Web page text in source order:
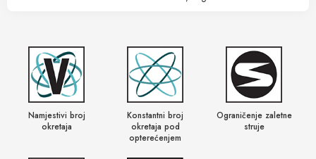
Namjestivi broj
okretaja
Konstantni broj
okretaja pod
opterećenjem
Ograničenje zaletne
struje